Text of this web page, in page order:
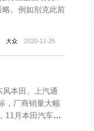
略。例如别克此前
大众 2020-11-25
本田、上汽通
，厂商销量大幅
11月本田汽车在